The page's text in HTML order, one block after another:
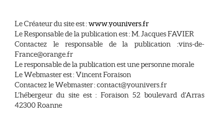
Le Créateur du site est :www.younivers.fr
Le Responsable de la publication est : M. Jacques FAVIER
Contactez le responsable de la publication :vins-de-
France@orange.fr
Le responsable de la publication est une personne morale
Le Webmaster est : Vincent Foraison
Contactez le Webmaster : contact@younivers.fr
L’hébergeur du site est : Foraison 52 boulevard d’Arras
42300 Roanne